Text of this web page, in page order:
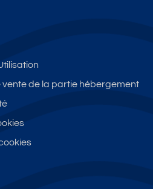
vente de la partie hébergement